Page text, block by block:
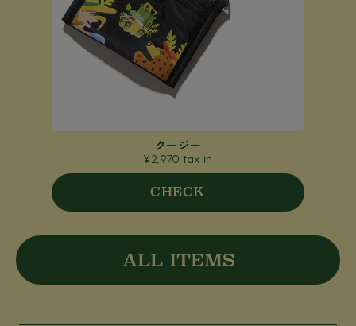
クージー
¥2,970 tax in
CHECK
ALL ITEMS